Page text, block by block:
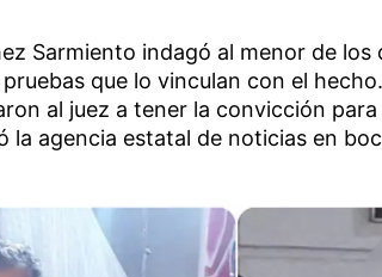
Sarmiento indagó al menor de
que lo vinculan con el
al juez a tener la convicción
la agencia estatal de noticias en